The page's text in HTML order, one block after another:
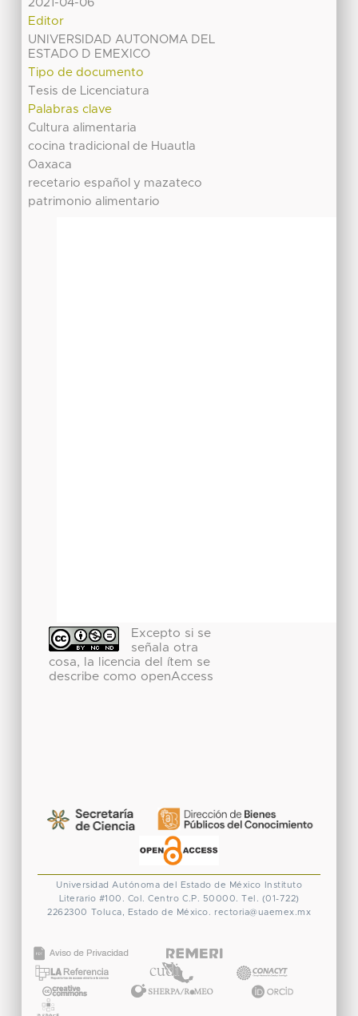
2021-04-06
Editor
UNIVERSIDAD AUTONOMA DEL
ESTADO D EMEXICO
Tipo de documento
Tesis de Licenciatura
Palabras clave
Cultura alimentaria
cocina tradicional de Huautla
Oaxaca
recetario español y mazateco
patrimonio alimentario
Excepto si se
señala otra
cosa, la licencia del ítem se
describe como openAccess
Universidad Autónoma del Estado de México
Instituto
Literario #100. Col. Centro C.P. 50000. Tel. (01-722)
2262300
Toluca, Estado de México. rectoria@uaemex.mx